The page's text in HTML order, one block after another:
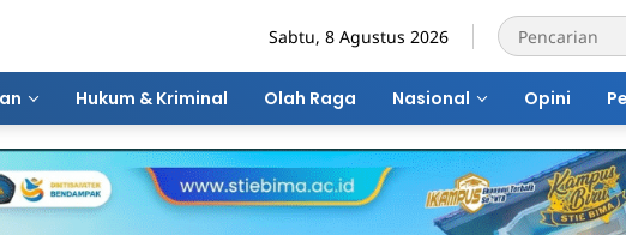
Sabtu, 8 Agustus 2026
Hukum & Kriminal Olah Raga Nasional Opini